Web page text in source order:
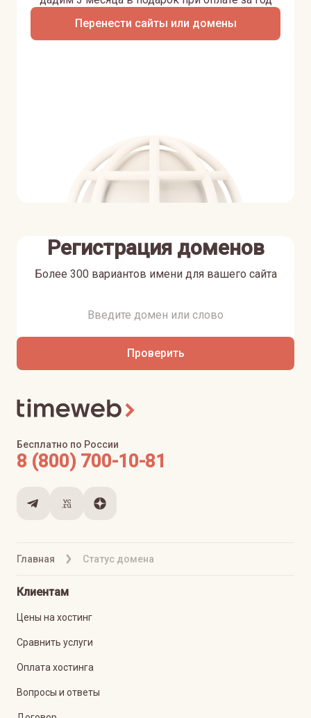
Перенести сайты или домены
Регистрация доменов
Более 300 вариантов имени для вашего сайта
Проверить
Главная Статус домена
Бесплатно по России
8 (800) 700-10-81
Клиентам
Цены на хостинг
Сравнить услуги
Оплата хостинга
Вопросы и ответы